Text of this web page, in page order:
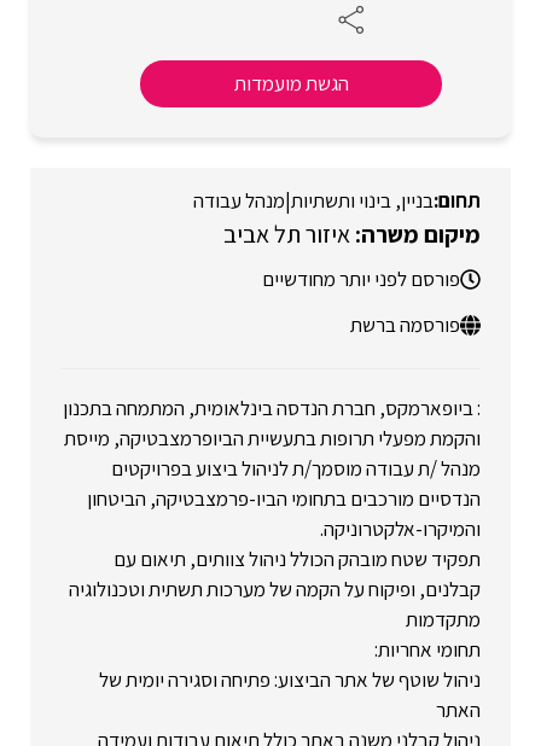
הגשת מועמדות
בניין, בינוי ותשתיות|מנהל עבודה
איזור תל אביב
פורסם לפני יותר מחודשיים
פורסמה ברשת
: ביופארמקס, חברת הנדסה בינלאומית, המתמחה בתכנון
והקמת מפעלי תרופות בתעשיית הביופרמצבטיקה, מייסת
מנהל /ת עבודה מוסמך/ת לניהול ביצוע בפרויקטים
הנדסיים מורכבים בתחומי הביו-פרמצבטיקה, הביטחון
והמיקרו-אלקטרוניקה.
תפקיד שטח מובהק הכולל ניהול צוותים, תיאום עם
קבלנים, ופיקוח על הקמה של מערכות תשתית וטכנולוגיה
מתקדמות
תחומי אחריות:
ניהול שוטף של אתר הביצוע: פתיחה וסגירה יומית של
האתר
ניהול קבלני משנה באתר כולל תיאום עבודות ועמידה